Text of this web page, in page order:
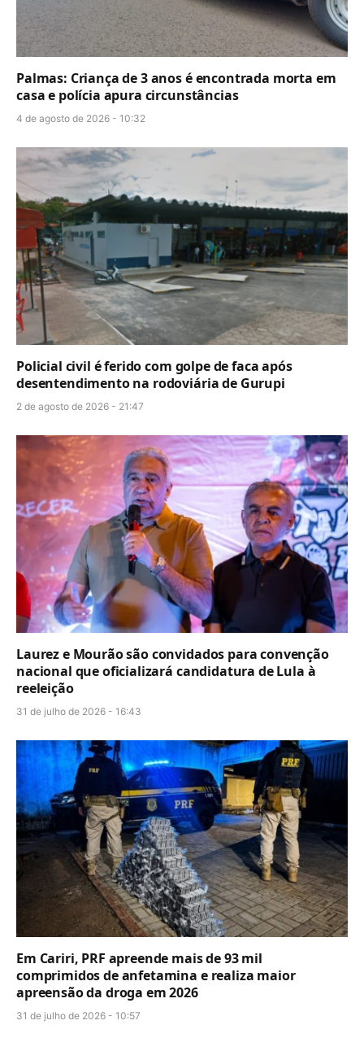
Palmas: Criança de 3 anos é encontrada morta em
casa e polícia apura circunstâncias
4 de agosto de 2026 - 10:32
Policial civil é ferido com golpe de faca após
desentendimento na rodoviária de Gurupi
2 de agosto de 2026 - 21:47
Laurez e Mourão são convidados para convenção
nacional que oficializará candidatura de Lula à
reeleição
31 de julho de 2026 - 16:43
Em Cariri, PRF apreende mais de 93 mil
comprimidos de anfetamina e realiza maior
apreensão da droga em 2026
31 de julho de 2026 - 10:57